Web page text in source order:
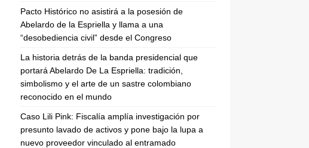
Pacto Histórico no asistirá a la posesión de
Abelardo de la Espriella y llama a una
“desobediencia civil” desde el Congreso
La historia detrás de la banda presidencial que
portará Abelardo De La Espriella: tradición,
simbolismo y el arte de un sastre colombiano
reconocido en el mundo
Caso Lili Pink: Fiscalía amplía investigación por
presunto lavado de activos y pone bajo la lupa a
nuevo proveedor vinculado al entramado